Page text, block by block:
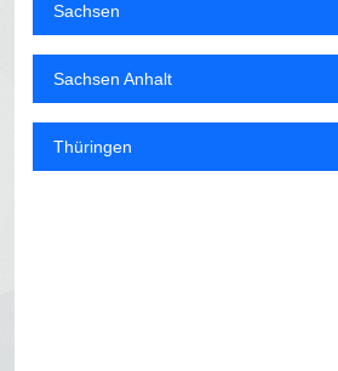
Sachsen
Sachsen Anhalt
Thüringen